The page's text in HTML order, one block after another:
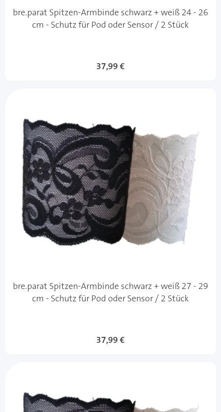
bre.parat Spitzen-Armbinde schwarz + weiß 24 - 26
cm - Schutz für Pod oder Sensor / 2 Stück
37,99 €
bre.parat Spitzen-Armbinde schwarz + weiß 27 - 29
cm - Schutz für Pod oder Sensor / 2 Stück
37,99 €